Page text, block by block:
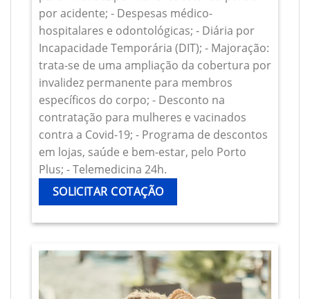
por acidente; - Despesas médico-
hospitalares e odontológicas; - Diária por
Incapacidade Temporária (DIT); - Majoração:
trata-se de uma ampliação da cobertura por
invalidez permanente para membros
específicos do corpo; - Desconto na
contratação para mulheres e vacinados
contra a Covid-19; - Programa de descontos
em lojas, saúde e bem-estar, pelo Porto
Plus; - Telemedicina 24h.
SOLICITAR COTAÇÃO